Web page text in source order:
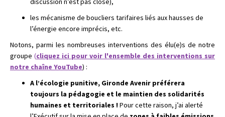
les mécanisme de boucliers tarifaires liés aux hausses de
l’énergie encore imprécis, etc.
Notons, parmi les nombreuses interventions des élu(e)s de notre
groupe (cliquez ici pour voir l'ensemble des interventions sur
notre chaîne YouTube) :
A l’écologie punitive, Gironde Avenir préférera
toujours la pédagogie et le maintien des solidarités
humaines et territoriales !Pour cette raison, j’ai alerté